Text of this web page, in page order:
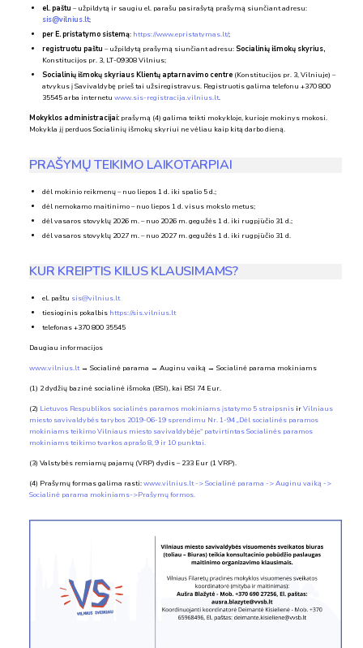
el. paštu – užpildytą ir saugiu el. parašu pasirašytą prašymą siunčiant adresu:
sis@vilnius.lt;
per E. pristatymo sistemą: https://www.epristatymas.lt/;
registruotu paštu – užpildytą prašymą siunčiant adresu: Socialinių išmokų skyrius,
Konstitucijos pr. 3, LT-09308 Vilnius;
Socialinių išmokų skyriaus Klientų aptarnavimo centre (Konstitucijos pr. 3, Vilniuje) –
atvykus į Savivaldybę prieš tai užsiregistravus. Registruotis galima telefonu +370 800
35545 arba internetu www.sis-registracija.vilnius.lt.
Mokyklos administracijai: prašymą (4) galima teikti mokykloje, kurioje mokinys mokosi.
Mokykla jį perduos Socialinių išmokų skyriui ne vėliau kaip kitą darbo dieną.
PRAŠYMŲ TEIKIMO LAIKOTARPIAI
dėl mokinio reikmenų – nuo liepos 1 d. iki spalio 5 d.;
dėl nemokamo maitinimo – nuo liepos 1 d. visus mokslo metus;
dėl vasaros stovyklų 2026 m. – nuo 2026 m. gegužės 1 d. iki rugpjūčio 31 d.;
dėl vasaros stovyklų 2027 m. – nuo 2027 m. gegužės 1 d. iki rugpjūčio 31 d.
KUR KREIPTIS KILUS KLAUSIMAMS?
el. paštu sis@vilnius.lt
tiesioginis pokalbis https://sis.vilnius.lt
telefonas +370 800 35545
Daugiau informacijos
www.vilnius.lt→ Socialinė parama → Auginu vaiką → Socialinė parama mokiniams
(1) 2 dydžių bazinė socialinė išmoka (BSI), kai BSI 74 Eur.
(2) Lietuvos Respublikos socialinės paramos mokiniams įstatymo 5 straipsnis irVilniaus
miesto savivaldybės tarybos 2019-06-19 sprendimu Nr. 1-94 „Dėl socialinės paramos
mokiniams teikimo Vilniaus miesto savivaldybėje“ patvirtintas Socialinės paramos
mokiniams teikimo tvarkos aprašo 8, 9 ir 10 punktai.
(3) Valstybės remiamų pajamų (VRP) dydis – 233 Eur (1 VRP).
(4) Prašymų formas galima rasti:www.vilnius.lt -> Socialinė parama -> Auginu vaiką ->
Socialinė parama mokiniams->Prašymųformos.